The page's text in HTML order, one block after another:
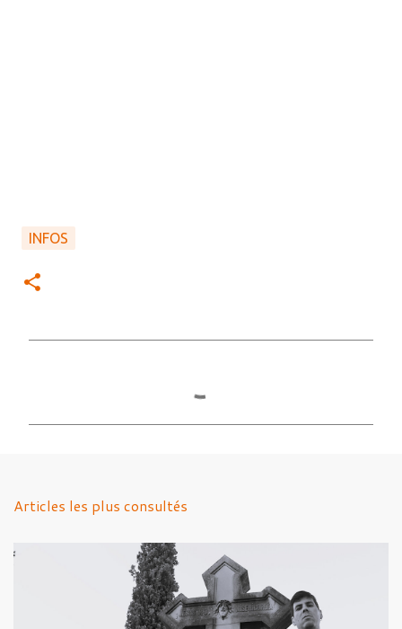
INFOS
Articles les plus consultés